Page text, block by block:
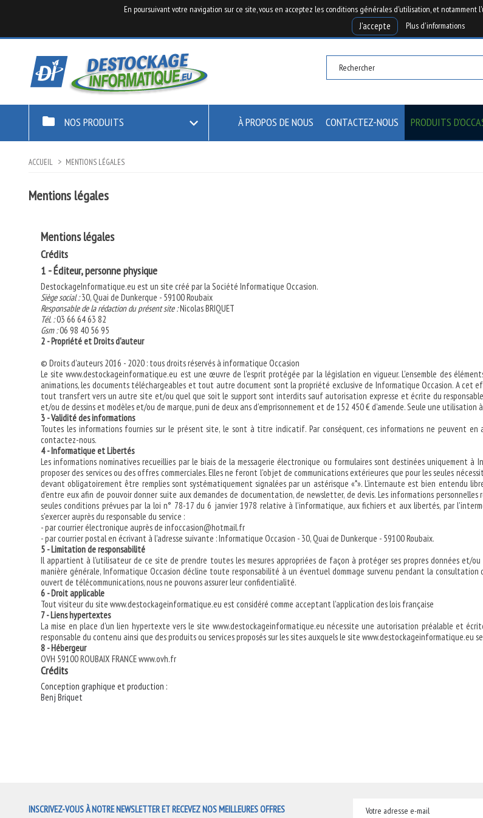
En poursuivant votre navigation sur ce site, vous en acceptez les conditions générales d'utilisation, et
J'accepte Plus d'informations
folder NOS PRODUITS  À PROPOS DE NOUS CONTACTEZ-NOUS PRODUITS
ACCUEIL MENTIONS LÉGALES
Mentions légales
Mentions légales
Crédits
1 - Éditeur, personne physique
DestockageInformatique.eu est un site créé par la Société Informatique Occasion.
Siège social :30, Quai de Dunkerque - 59100 Roubaix
Responsable de la rédaction du présent site :Nicolas BRIQUET
Tél. :03 66 64 63 82
Gsm :06 98 40 56 95
2 - Propriété et Droits d'auteur
© Droits d'auteurs 2016 - 2020 : tous droits réservés à informatique Occasion
Le site www.destockageinformatique.eu est une œuvre de l'esprit protégée par la législation en vigueur. L'ensemble des
animations, les documents téléchargeables et tout autre document sont la propriété exclusive de Informatique Occasion. A
tout transfert vers un autre site et/ou quel que soit le support sont interdits sauf autorisation expresse et écrite du
et/ou de dessins et modèles et/ou de marque, puni de deux ans d'emprisonnement et de 152 450 € d'amende. Seule une
3 - Validité des informations
Toutes les informations fournies sur le présent site, le sont à titre indicatif. Par conséquent, ces informations ne peuvent
contactez-nous.
4 - Informatique et Libertés
Les informations nominatives recueillies par le biais de la messagerie électronique ou formulaires sont destinées uniquement
proposer des services ou des offres commerciales. Elles ne feront l'objet de communications extérieures que pour les seules
devant obligatoirement être remplies sont systématiquement signalées par un astérisque «*». L’internaute est bien entendu
d’entre eux afin de pouvoir donner suite aux demandes de documentation, de newsletter, de devis. Les informations
seules conditions prévues par la loi n° 78-17 du 6 janvier 1978 relative à l'informatique, aux fichiers et aux libertés, par
s'exercer auprès du responsable du service :
- par courrier électronique auprès de infoccasion@hotmail.fr
- par courrier postal en écrivant à l'adresse suivante : Informatique Occasion - 30, Quai de Dunkerque - 59100 Roubaix.
5 - Limitation de responsabilité
Il appartient à l'utilisateur de ce site de prendre toutes les mesures appropriées de façon à protéger ses propres données et/
manière générale, Informatique Occasion décline toute responsabilité à un éventuel dommage survenu pendant la consultation
ouvert de télécommunications, nous ne pouvons assurer leur confidentialité.
6 - Droit applicable
Tout visiteur du site www.destockageinformatique.eu est considéré comme acceptant l'application des lois française
7 - Liens hypertextes
La mise en place d'un lien hypertexte vers le site www.destockageinformatique.eu nécessite une autorisation préalable et
responsable du contenu ainsi que des produits ou services proposés sur les sites auxquels le site
8 - Hébergeur
OVH 59100 ROUBAIX FRANCE www.ovh.fr
Crédits
Conception graphique et production :
Benj Briquet
INSCRIVEZ-VOUS À NOTRE NEWSLETTER ET RECEVEZ NOS MEILLEURES OFFRES